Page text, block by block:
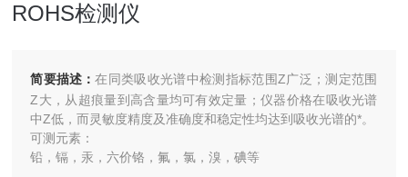
ROHS检测仪
简要描述：在同类吸收光谱中检测指标范围Z广泛；测定范围
Z大，从超痕量到高含量均可有效定量；仪器价格在吸收光谱
中Z低，而灵敏度精度及准确度和稳定性均达到吸收光谱的*。
可测元素：
铅，镉，汞，六价铬，氟，氯，溴，碘等